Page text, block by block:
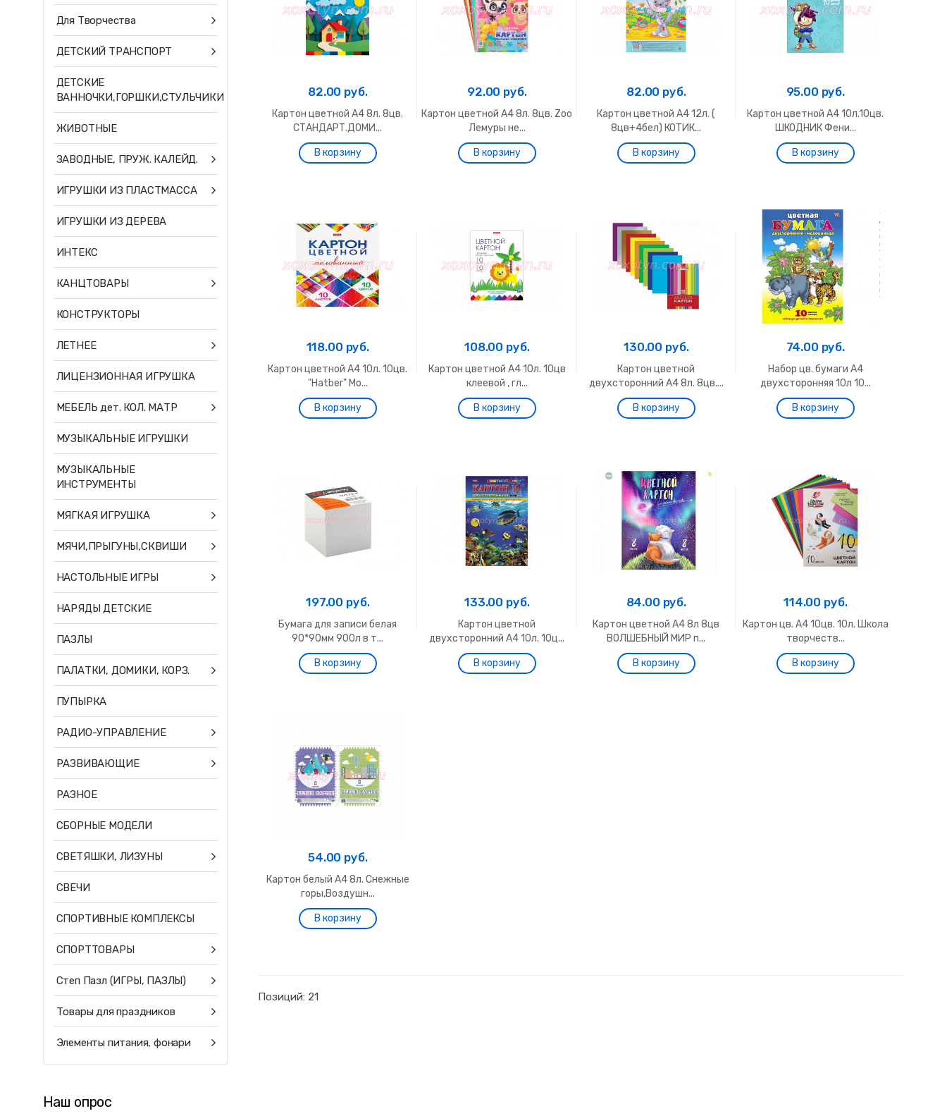
82.00 руб.
Картон цветной А4 8л. 8цв.
СТАНДАРТ.ДОМИ...
92.00 руб.
Картон цветной А4 8л. 8цв. Zoo
Лемуры не...
82.00 руб.
Картон цветной А4 12л. (
8цв+4бел) КОТИК...
95.00 руб.
Картон цветной А4 10л.10цв.
ШКОДНИК Фени...
118.00 руб.
Картон цветной А4 10л. 10цв.
"Hatber" Мо...
108.00 руб.
Картон цветной А4 10л. 10цв
клеевой , гл...
130.00 руб.
Картон цветной
двухсторонний А4 8л. 8цв....
74.00 руб.
Набор цв. бумаги А4
двухсторонняя 10л 10...
197.00 руб.
Бумага для записи белая
90*90мм 900л в т...
133.00 руб.
Картон цветной
двухсторонний А4 10л. 10ц...
84.00 руб.
Картон цветной А4 8л 8цв
ВОЛШЕБНЫЙ МИР п...
114.00 руб.
Картон цв. А4 10цв. 10л. Школа
творчеств...
54.00 руб.
Картон белый А4 8л. Снежные
горы,Воздушн...
Позиций: 21
Для Творчества
ДЕТСКИЙ ТРАНСПОРТ
ДЕТСКИЕ
ВАННОЧКИ,ГОРШКИ,СТУЛЬЧИКИ
ЖИВОТНЫЕ
ЗАВОДНЫЕ, ПРУЖ. КАЛЕЙД.
ИГРУШКИ ИЗ ПЛАСТМАССА
ИГРУШКИ ИЗ ДЕРЕВА
ИНТЕКС
КАНЦТОВАРЫ
КОНСТРУКТОРЫ
ЛЕТНЕЕ
ЛИЦЕНЗИОННАЯ ИГРУШКА
МЕБЕЛЬ дет. КОЛ. МАТР
МУЗЫКАЛЬНЫЕ ИГРУШКИ
МУЗЫКАЛЬНЫЕ
ИНСТРУМЕНТЫ
МЯГКАЯ ИГРУШКА
МЯЧИ,ПРЫГУНЫ,СКВИШИ
НАСТОЛЬНЫЕ ИГРЫ
НАРЯДЫ ДЕТСКИЕ
ПАЗЛЫ
ПАЛАТКИ, ДОМИКИ, КОРЗ.
ПУПЫРКА
РАДИО-УПРАВЛЕНИЕ
РАЗВИВАЮЩИЕ
РАЗНОЕ
СБОРНЫЕ МОДЕЛИ
СВЕТЯШКИ, ЛИЗУНЫ
СВЕЧИ
СПОРТИВНЫЕ КОМПЛЕКСЫ
СПОРТТОВАРЫ
Степ Пазл (ИГРЫ, ПАЗЛЫ)
Товары для праздников
Элементы питания, фонари
Наш опрос